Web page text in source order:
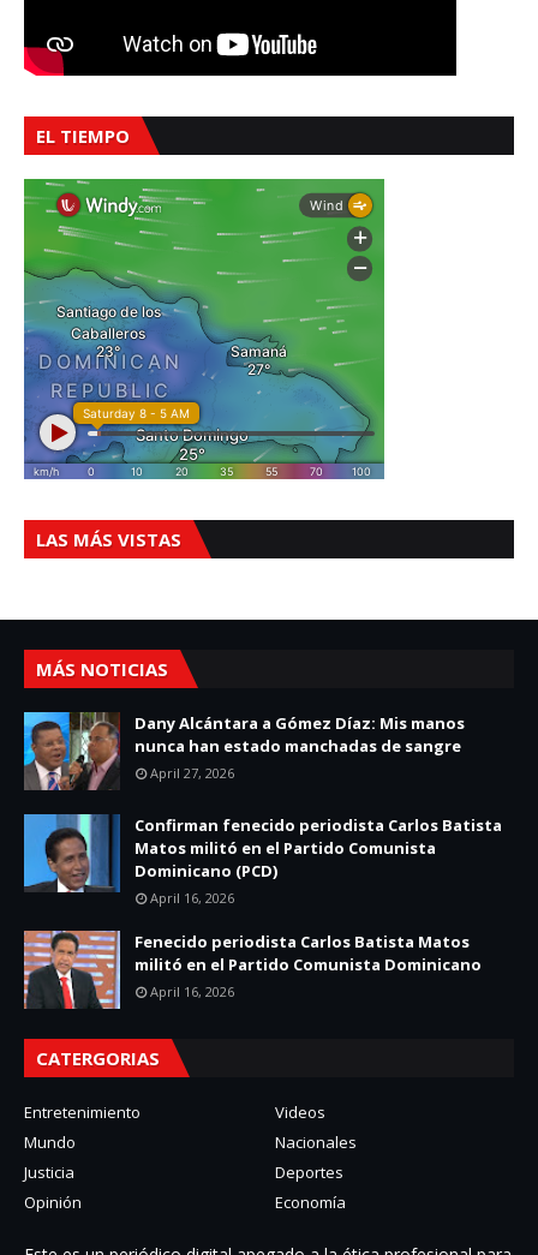
EL TIEMPO
LAS MÁS VISTAS
MÁS NOTICIAS
Dany Alcántara a Gómez Díaz: Mis manos
nunca han estado manchadas de sangre
April 27, 2026
Confirman fenecido periodista Carlos Batista
Matos militó en el Partido Comunista
Dominicano (PCD)
April 16, 2026
Fenecido periodista Carlos Batista Matos
militó en el Partido Comunista Dominicano
April 16, 2026
CATERGORIAS
Entretenimiento
Videos
Mundo
Nacionales
Justicia
Deportes
Opinión
Economía